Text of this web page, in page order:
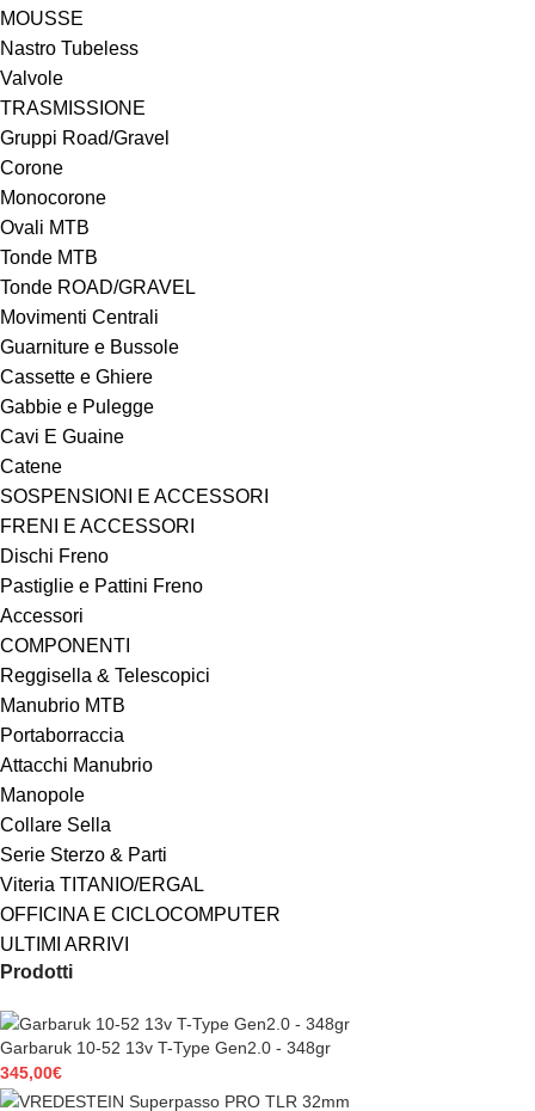
MOUSSE
Nastro Tubeless
Valvole
TRASMISSIONE
Gruppi Road/Gravel
Corone
Monocorone
Ovali MTB
Tonde MTB
Tonde ROAD/GRAVEL
Movimenti Centrali
Guarniture e Bussole
Cassette e Ghiere
Gabbie e Pulegge
Cavi E Guaine
Catene
SOSPENSIONI E ACCESSORI
FRENI E ACCESSORI
Dischi Freno
Pastiglie e Pattini Freno
Accessori
COMPONENTI
Reggisella & Telescopici
Manubrio MTB
Portaborraccia
Attacchi Manubrio
Manopole
Collare Sella
Serie Sterzo & Parti
Viteria TITANIO/ERGAL
OFFICINA E CICLOCOMPUTER
ULTIMI ARRIVI
Prodotti
Garbaruk 10-52 13v T-Type Gen2.0 - 348gr
345,00€